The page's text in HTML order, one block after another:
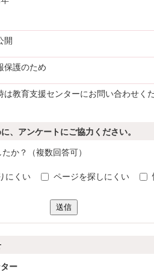
開
保護のため
は教育支援センターにお問い合わせくだ
、アンケートにご協力ください。
か？（複数回答可）
にくい ページを探しにくい
送信
ー